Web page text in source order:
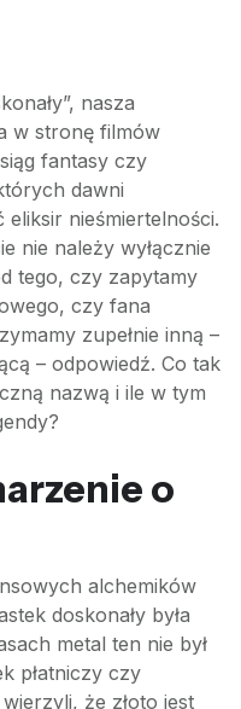
nasza
w stronę filmów
fantasy czy
dawni
nieśmiertelności.
nie należy wyłącznie
tego, czy zapytamy
czy fana
zupełnie inną –
– odpowiedź. Co tak
nazwą i ile w tym
o
alchemików
doskonały była
metal ten nie był
płatniczy czy
że złoto jest